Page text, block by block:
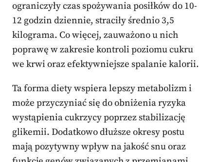
ograniczyły czas spożywania posiłków do 10-
12 godzin dziennie, straciły średnio 3,5
kilograma. Co więcej, zauważono u nich
poprawę w zakresie kontroli poziomu cukru
we krwi oraz efektywniejsze spalanie kalorii.
Ta forma diety wspiera lepszy metabolizm i
może przyczyniać się do obniżenia ryzyka
wystąpienia cukrzycy poprzez stabilizację
glikemii. Dodatkowo dłuższe okresy postu
mają pozytywny wpływ na jakość snu oraz